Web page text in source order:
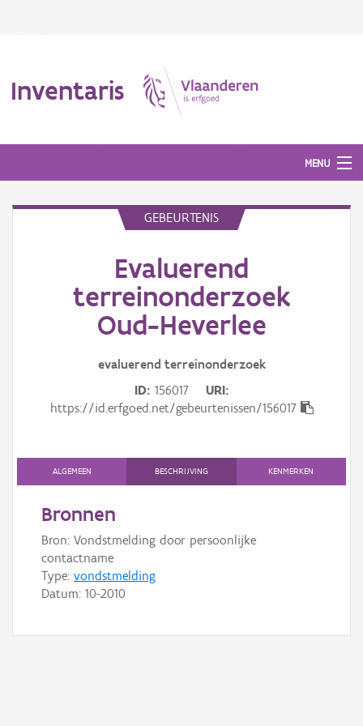
Inventaris
MENU
Persoon of collectief
Hergebruik
Aanmelden
GEBEURTENIS
Evaluerend
terreinonderzoek
Oud-Heverlee
evaluerend terreinonderzoek
ID 156017
URI
https://id.erfgoed.net/gebeurtenissen/156017
ALGEMEEN BESCHRIJVING KENMERKEN
Bronnen
Bron: Vondstmelding door persoonlijke
contactname
Type: vondstmelding
Datum: 10-2010